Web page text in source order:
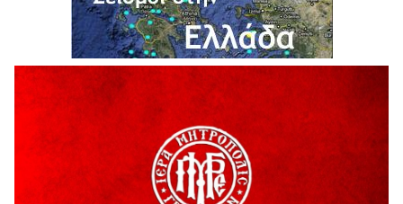
Τα δρομολόγια των Κινητών Αστυνομικών Μονάδων (από
10-08-2026 έως 16-08-2026
7 Αυγούστου 2026
Δωρεά ειδών ιματισμού από τον Σύλλογο Αλληλεγγύης και
Εθελοντισμού Γρεβενών «Ελπίδα», στο Γραφείο
Αντιμετώπισης Ενδοοικογενειακής Βίας του Αστυνομικού
Τμήματος Γρεβενών
Αυτό το καλοκαίρι, ο θρυλικός Αρσέν Λουπέν γυρίζει την
Ελλάδα με μια θεατρική παράσταση για όλη την
οικογένεια, όπου το τέλος το αποφασίζεις εσύ!